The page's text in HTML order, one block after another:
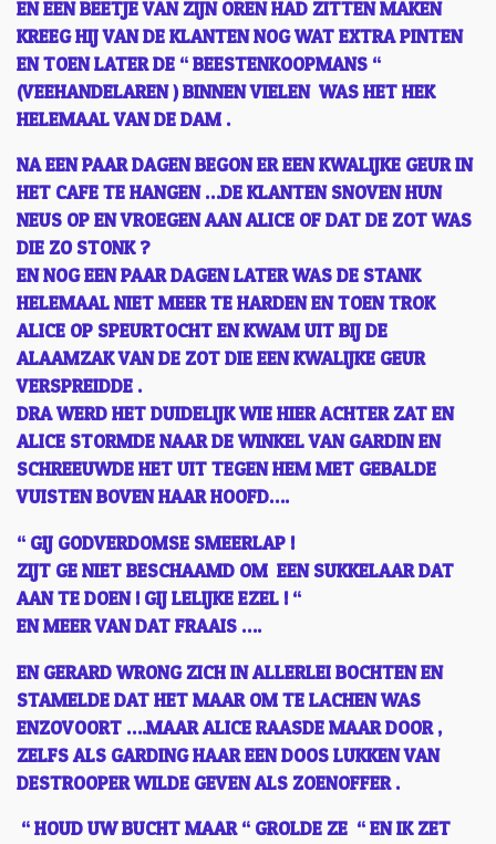
EN EEN BEETJE VAN ZIJN OREN HAD ZITTEN MAKEN
KREEG HIJ VAN DE KLANTEN NOG WAT EXTRA PINTEN
EN TOEN LATER DE “ BEESTENKOOPMANS “
(VEEHANDELAREN ) BINNEN VIELEN WAS HET HEK
HELEMAAL VAN DE DAM .
NA EEN PAAR DAGEN BEGON ER EEN KWALIJKE GEUR IN
HET CAFE TE HANGEN …DE KLANTEN SNOVEN HUN
NEUS OP EN VROEGEN AAN ALICE OF DAT DE ZOT WAS
DIE ZO STONK ?
EN NOG EEN PAAR DAGEN LATER WAS DE STANK
HELEMAAL NIET MEER TE HARDEN EN TOEN TROK
ALICE OP SPEURTOCHT EN KWAM UIT BIJ DE
ALAAMZAK VAN DE ZOT DIE EEN KWALIJKE GEUR
VERSPREIDDE .
DRA WERD HET DUIDELIJK WIE HIER ACHTER ZAT EN
ALICE STORMDE NAAR DE WINKEL VAN GARDIN EN
SCHREEUWDE HET UIT TEGEN HEM MET GEBALDE
VUISTEN BOVEN HAAR HOOFD….
“ GIJ GODVERDOMSE SMEERLAP !
ZIJT GE NIET BESCHAAMD OM EEN SUKKELAAR DAT
AAN TE DOEN ! GIJ LELIJKE EZEL ! “
EN MEER VAN DAT FRAAIS ….
EN GERARD WRONG ZICH IN ALLERLEI BOCHTEN EN
STAMELDE DAT HET MAAR OM TE LACHEN WAS
ENZOVOORT ….MAAR ALICE RAASDE MAAR DOOR ,
ZELFS ALS GARDING HAAR EEN DOOS LUKKEN VAN
DESTROOPER WILDE GEVEN ALS ZOENOFFER .
“ HOUD UW BUCHT MAAR “ GROLDE ZE “ EN IK ZET